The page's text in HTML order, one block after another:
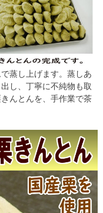
蒸し上げます。蒸しあ
し、丁寧に不純物も取
んとんを、手作業で茶